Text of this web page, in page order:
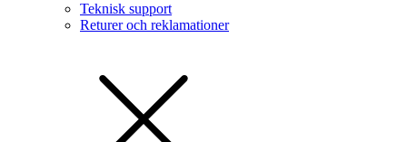
Teknisk support
Returer och reklamationer